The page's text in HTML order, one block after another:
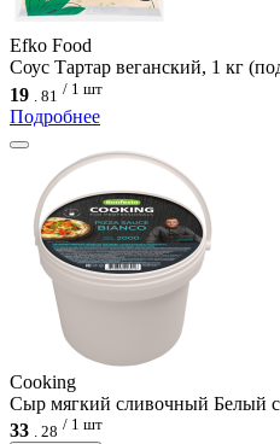
Efko Food
Соус Тартар веганский, 1 кг
19
81 / 1 шт
Подробнее
Cooking
Сыр мягкий сливочный Белый
33 . 28 / 1 шт